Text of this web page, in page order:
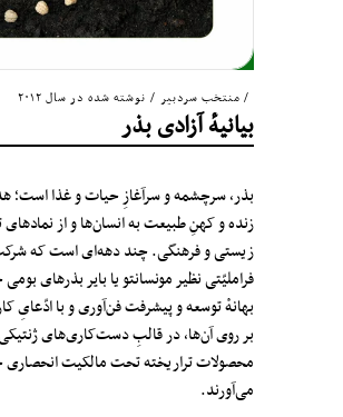
منتخب سردبیر / نوشته شده در سال ۲۰۱۲
بیانیهٔ آزادی بذر
بذر، سرچشمه‌ و سرآغازِ حیات و غذا است؛
زنده و کهنِ طبیعت به انسان‌ها و از نمادهای
زیستی و فرهنگی. چند دهه‌ای است که
فراملیّتی نظیر مونسانتو یا بایر بذرهای
بهانهٔ توسعه و پیشرفت فن‌آوری و با ادّعایِ
بر روی آن‌ها، در قالبِ دست‌کاری‌های
محصولات تراریخته تحت مالکیت انحصاری
می‌آورند.